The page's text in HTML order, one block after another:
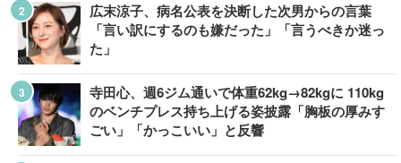
広末涼子、病名公表を決断した次男からの言葉
「言い訳にするのも嫌だった」「言うべきか迷っ
た」
寺田心、週6ジム通いで体重62kg→82kgに 110kg
のベンチプレス持ち上げる姿披露「胸板の厚みす
ごい」「かっこいい」と反響